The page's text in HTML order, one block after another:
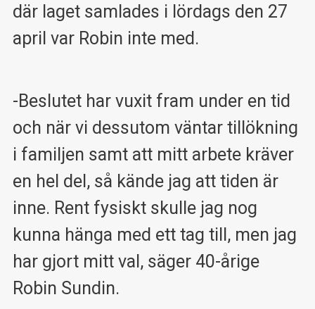
där laget samlades i lördags den 27
april var Robin inte med.
-Beslutet har vuxit fram under en tid
och när vi dessutom väntar tillökning
i familjen samt att mitt arbete kräver
en hel del, så kände jag att tiden är
inne. Rent fysiskt skulle jag nog
kunna hänga med ett tag till, men jag
har gjort mitt val, säger 40-årige
Robin Sundin.